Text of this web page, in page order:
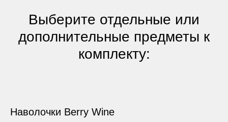
Выберите отдельные или
дополнительные предметы к
комплекту:
Наволочки Berry Wine